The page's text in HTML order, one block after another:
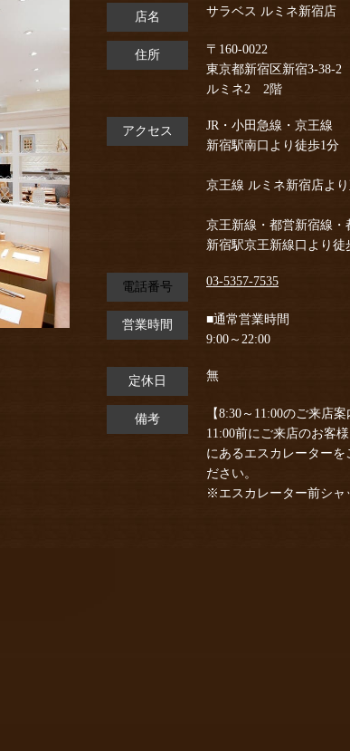
店名 サラベス ルミネ新宿店
住所
〒160-0022
東京都新宿区新宿3-38-2
ルミネ2 2階
アクセス
JR・小田急線・京王線
新宿駅南口より徒歩1分
京王線 ルミネ新宿店よ
京王新線・都営新宿線・
新宿駅京王新線口より徒
電話番号 03-5357-7535
営業時間
■通常営業時間
9:00～22:00
定休日 無
備考
【8:30～11:00のご来店
11:00前にご来店のお客
にあるエスカレーター
ださい。
※エスカレーター前シャ